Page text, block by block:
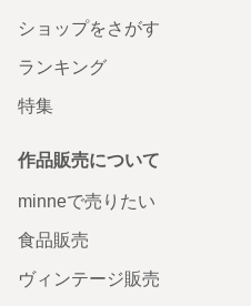
ショップをさがす
ランキング
特集
作品販売について
minneで売りたい
食品販売
ヴィンテージ販売